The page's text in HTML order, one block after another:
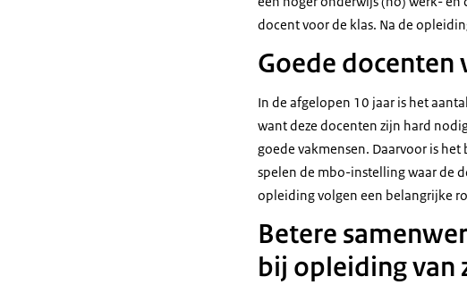
docent voor de klas. Na de
Goede docenten
In de afgelopen 10 jaar is het
want deze docenten zijn hard
goede vakmensen. Daarvoor is
spelen de mbo-instelling waar de
opleiding volgen een belangrijke
Betere
bij opleiding